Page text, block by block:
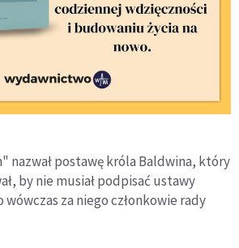
nazwał postawę króla Baldwina, który
by nie musiał podpisać ustawy
za niego członkowie rady